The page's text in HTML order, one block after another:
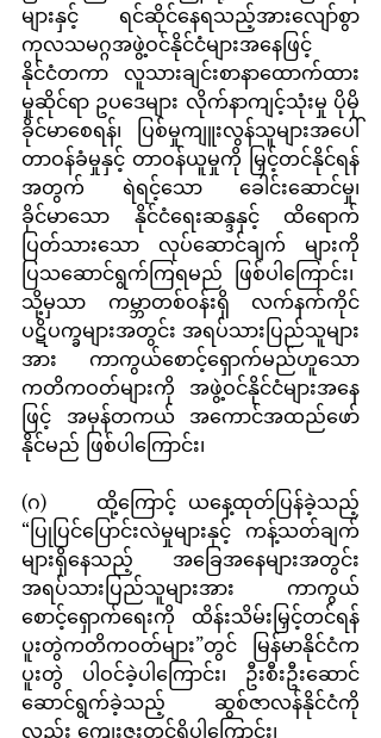
များနှင့် ရင်ဆိုင်နေရသည့်အားလျော်စွာ
ကုလသမဂ္ဂအဖွဲ့ဝင်နိုင်ငံများအနေဖြင့်
နိုင်ငံတကာ လူသားချင်းစာနာထောက်ထား
မှုဆိုင်ရာ ဥပဒေများ လိုက်နာကျင့်သုံးမှု ပိုမို
ခိုင်မာစေရန်၊ ပြစ်မှုကျူးလွန်သူများအပေါ်
တာဝန်ခံမှုနှင့် တာဝန်ယူမှုကို မြှင့်တင်နိုင်ရန်
အတွက် ရဲရင့်သော ခေါင်းဆောင်မှု၊
ခိုင်မာသော နိုင်ငံရေးဆန္ဒနှင့် ထိရောက်
ပြတ်သားသော လုပ်ဆောင်ချက် များကို
ပြသဆောင်ရွက်ကြရမည် ဖြစ်ပါကြောင်း၊
သို့မှသာ ကမ္ဘာတစ်ဝန်းရှိ လက်နက်ကိုင်
ပဋိပက္ခများအတွင်း အရပ်သားပြည်သူများ
အား ကာကွယ်စောင့်ရှောက်မည်ဟူသော
ကတိကဝတ်များကို အဖွဲ့ဝင်နိုင်ငံများအနေ
ဖြင့် အမှန်တကယ် အကောင်အထည်ဖော်
နိုင်မည် ဖြစ်ပါကြောင်း၊
(ဂ)    ထို့ကြောင့် ယနေ့ထုတ်ပြန်ခဲ့သည့်
“ပြုပြင်ပြောင်းလဲမှုများနှင့် ကန့်သတ်ချက်
များရှိနေသည့် အခြေအနေများအတွင်း
အရပ်သားပြည်သူများအား ကာကွယ်
စောင့်ရှောက်ရေးကို ထိန်းသိမ်းမြှင့်တင်ရန်
ပူးတွဲကတိကဝတ်များ”တွင် မြန်မာနိုင်ငံက
ပူးတွဲ ပါဝင်ခဲ့ပါကြောင်း၊ ဦးစီးဦးဆောင်
ဆောင်ရွက်ခဲ့သည့် ဆွစ်ဇာလန်နိုင်ငံကို
လည်း ကျေးဇူးတင်ရှိပါကြောင်း၊